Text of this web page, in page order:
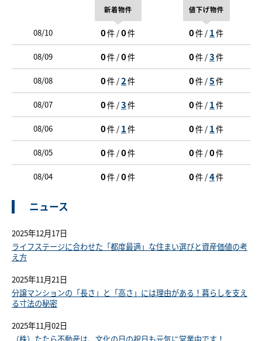
新着物件 値下げ物件
08/10 0件 /0件 0件 / 1件
08/09 0件 /0件 0件 /3件
08/08 0件 /2件 0件 /5件
08/07 0件 /3件 0件 / 1件
08/06 0件 / 1件 0件 / 1件
08/05 0件 /0件 0件 /0件
08/04 0件 /0件 0件 /4件
ニュース
2025年12月17日
ライフステージに合わせた「都度最適」な住まい選びと資産価値の考
え方
2025年11月21日
分譲マンションの「長さ」と「高さ」には理由がある！暮らしを支え
る寸法の秘密
2025年11月02日
（株）たたら不動産は、文化の日の祝日も元気に営業中です！